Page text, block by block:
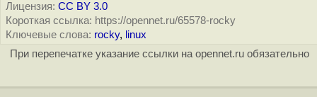
Лицензия: CC BY 3.0
Короткая ссылка: https://opennet.ru/65578-rocky
Ключевые слова: rocky, linux
При перепечатке указание ссылки на opennet.ru обязательно